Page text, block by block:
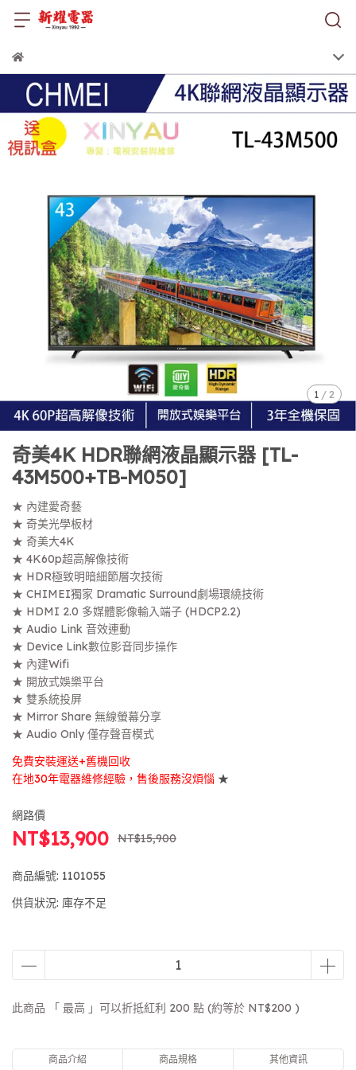
1 /2
奇美4K HDR聯網液晶顯示器 [TL-
43M500+TB-M050]
★ 內建愛奇藝
★ 奇美光學板材
★ 奇美大4K
★ 4K60p超高解像技術
★ HDR極致明暗細節層次技術
★ CHIMEI獨家 Dramatic Surround劇場環繞技術
★ HDMI 2.0 多媒體影像輸入端子 (HDCP2.2)
★ Audio Link 音效連動
★ Device Link數位影音同步操作
★ 內建Wifi
★ 開放式娛樂平台
★ 雙系統投屏
★ Mirror Share 無線螢幕分享
★ Audio Only 僅存聲音模式
免費安裝運送+舊機回收
在地30年電器維修經驗，售後服務沒煩惱 ★
網路價
NT$13,900 NT$15,900
商品編號: 1101055
供貨狀況: 庫存不足
此商品 「 最高 」可以折抵紅利 200 點 (約等於 NT$200 )
商品介紹 商品規格 其他資訊